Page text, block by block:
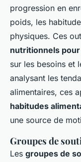
progression en
poids, les
physiques. Ces
nutritionnels
sur les besoins et
analysant les
alimentaires, ces
habitudes
une source de
Groupes de
Les groupes de